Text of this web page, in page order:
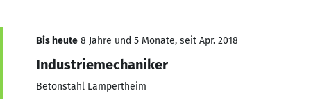
Bis heute 8 Jahre und 5 Monate, seit Apr. 2018
Industriemechaniker
Betonstahl Lampertheim